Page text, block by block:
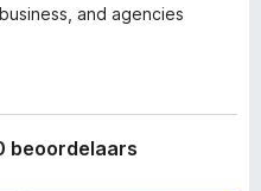
and agencies
beoordelaars